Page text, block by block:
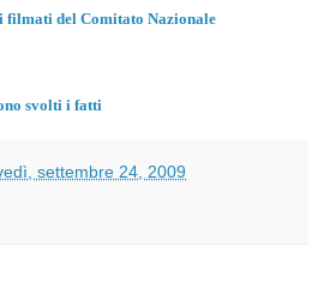
filmati del Comitato Nazionale
svolti i fatti
settembre 24, 2009